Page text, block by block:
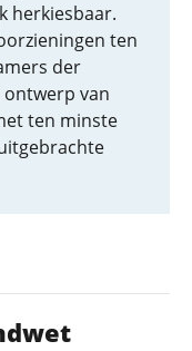
herkiesbaar.
ten
der
van
ten minste